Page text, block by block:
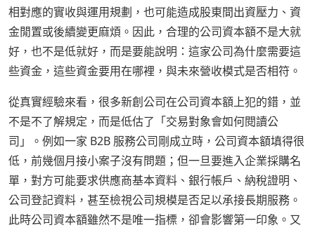
相對應的實收與運用規劃，也可能造成股東間出資壓力、資
金閒置或後續變更麻煩。因此，合理的公司資本額不是大就
好，也不是低就好，而是要能說明：這家公司為什麼需要這
些資金，這些資金要用在哪裡，與未來營收模式是否相符。
從真實經驗來看，很多新創公司在公司資本額上犯的錯，並
不是不了解規定，而是低估了「交易對象會如何閱讀公
司」。例如一家 B2B 服務公司剛成立時，公司資本額填得很
低，前幾個月接小案子沒有問題；但一旦要進入企業採購名
單，對方可能要求供應商基本資料、銀行帳戶、納稅證明、
公司登記資料，甚至檢視公司規模是否足以承接長期服務。
此時公司資本額雖然不是唯一指標，卻會影響第一印象。又